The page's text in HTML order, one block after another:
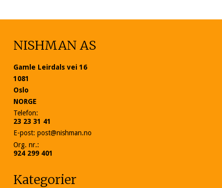
NISHMAN AS
Gamle Leirdals vei 16
1081
Oslo
NORGE
Telefon:
23 23 31 41
E-post: post@nishman.no
Org. nr.:
924 299 401
Kategorier